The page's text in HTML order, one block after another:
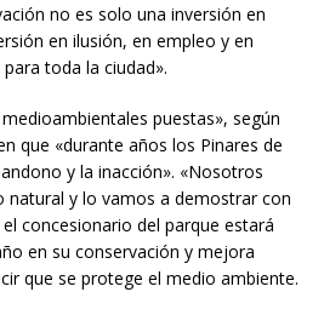
no es solo una inversión en
en ilusión, en empleo y en
toda la ciudad».
puestas», según
que «durante años los Pinares de
y la inacción». «Nosotros
natural y lo vamos a demostrar con
concesionario del parque estará
en su conservación y mejora
que se protege el medio ambiente.